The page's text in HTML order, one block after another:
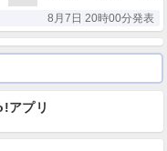
100% 100% 100
東
2m/s
東北東
2m/s
東北
2m/
8月7日 20時00分発表
アプリ